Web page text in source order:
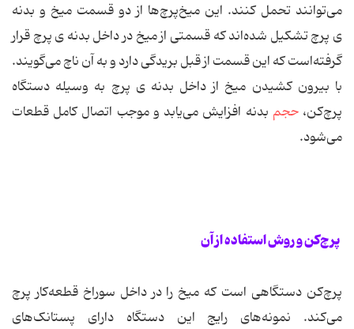
می‌توانند تحمل کنند. این میخ‌پرچ‌ها از دو قسمت میخ و بدنه
ی پرچ تشکیل شده‌اند که قسمتی از میخ در داخل بدنه ی پرچ قرار
گرفته‌است که این قسمت از قبل بریدگی دارد و به آن ناچ می‌گویند.
با بیرون کشیدن میخ از داخل بدنه ی پرچ به وسیله دستگاه
پرچ‌کن،حجم بدنه افزایش می‌یابد و موجب اتصال کامل قطعات
می‌شود.
پرچ‌کن و روش استفاده از آن
پرچ‌کن دستگاهی است که میخ را در داخل سوراخ قطعه‌کار پرچ
می‌کند. نمونه‌های رایج این دستگاه دارای پستانک‌های